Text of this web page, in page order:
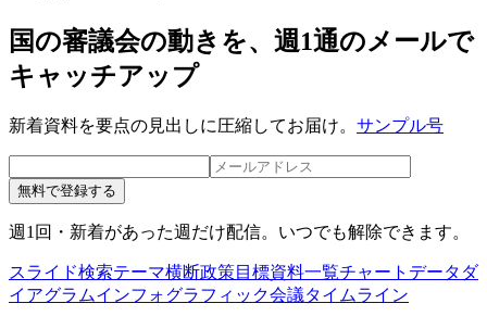
国の審議会の動きを、週1通のメールで
キャッチアップ
新着資料を要点の見出しに圧縮してお届け。 サンプル号
無料で登録する
週1回・新着があった週だけ配信。いつでも解除できます。
スライド検索テーマ横断政策目標資料一覧チャートデータ ダ
イアグラムインフォグラフィック会議タイムライン